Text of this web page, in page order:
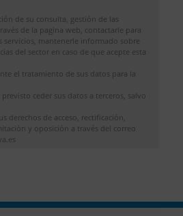
de su consulta, gestión de las
de la pagina web, contactarle para
mantenerle informado sobre
del sector en caso de que acepte esta
el tratamiento de sus datos para la
ceder sus datos a terceros, salvo
derechos de acceso, rectificación,
y oposición a través del correo